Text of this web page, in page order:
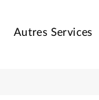
Autres Services